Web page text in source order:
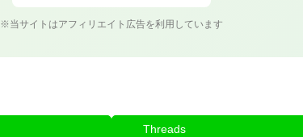
※当サイトはアフィリエイト広告を利用しています
Threads